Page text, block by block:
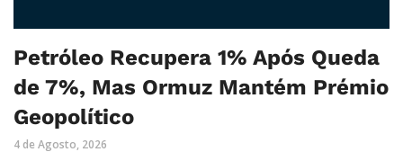
Petróleo Recupera 1% Após Queda
de 7%, Mas Ormuz Mantém Prémio
Geopolítico
4 de Agosto, 2026